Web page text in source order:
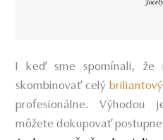
I keď sme spomínali, že
skombinovať celý
profesionálne. Výhodou
môžete dokupovať